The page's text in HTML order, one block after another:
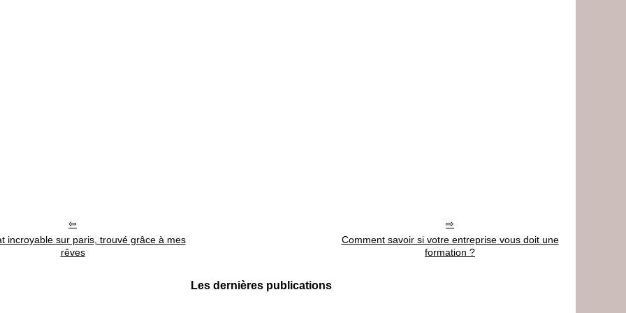
incroyable sur paris, trouvé grâce à mes
rêves
Comment savoir si votre entreprise vous doit une
formation ?
Les dernières publications